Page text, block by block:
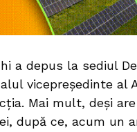
a depus la sediul
vicepreședinte al
Mai mult, deși
după ce, acum un